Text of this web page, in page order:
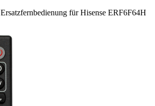
Ersatzfernbedienung für Hisense ERF6F64H